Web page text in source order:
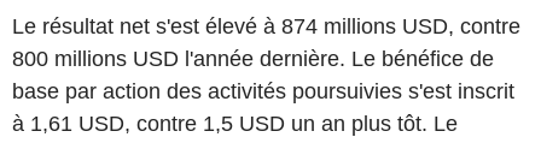
Le résultat net s'est élevé à 874 millions USD, contre
800 millions USD l'année dernière. Le bénéfice de
base par action des activités poursuivies s'est inscrit
à 1,61 USD, contre 1,5 USD un an plus tôt. Le